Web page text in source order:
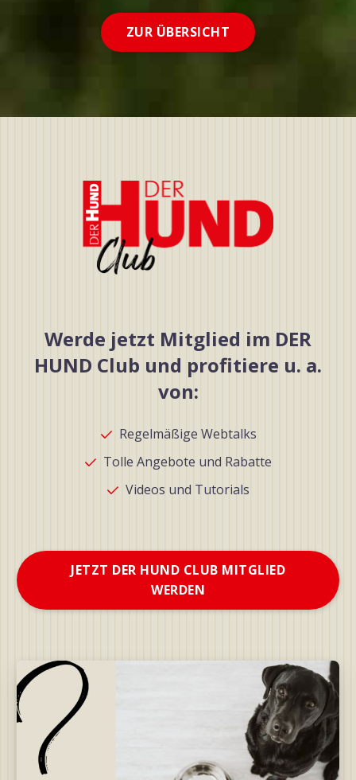
ZUR ÜBERSICHT
Werde jetzt Mitglied im DER
HUND Club und profitiere u. a.
von:
Regelmäßige Webtalks
Tolle Angebote und Rabatte
Videos und Tutorials
JETZT DER HUND CLUB MITGLIED
WERDEN